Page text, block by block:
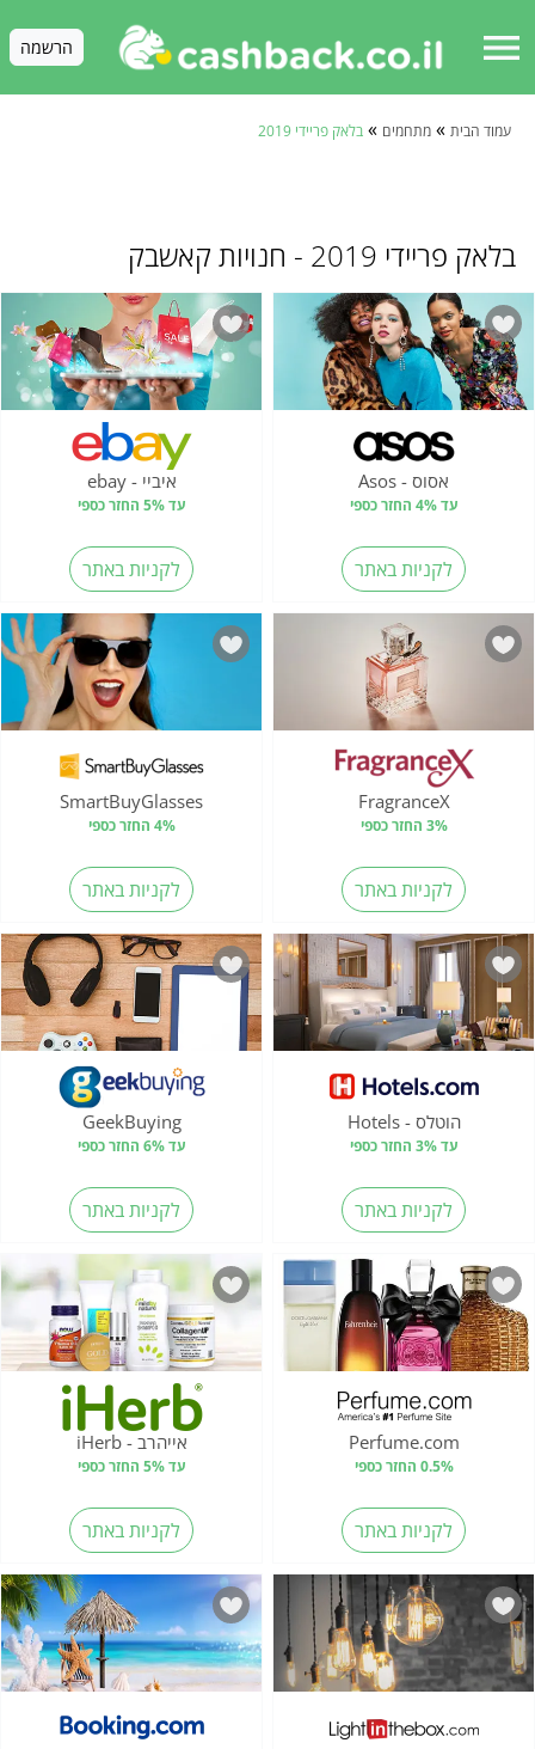
menu הרשמה
עמוד הבית » מתחמים » בלאק פריידי 2019
בלאק פריידי 2019 - חנויות קאשבק
אסוס - Asos
עד 4% החזר כספי
לקניות באתר
איביי - ebay
עד 5% החזר כספי
לקניות באתר
FragranceX
3% החזר כספי
לקניות באתר
SmartBuyGlasses
4% החזר כספי
לקניות באתר
הוטלס - Hotels
עד 3% החזר כספי
לקניות באתר
GeekBuying
עד 6% החזר כספי
לקניות באתר
Perfume.com
0.5% החזר כספי
לקניות באתר
אייהרב - iHerb
עד 5% החזר כספי
לקניות באתר